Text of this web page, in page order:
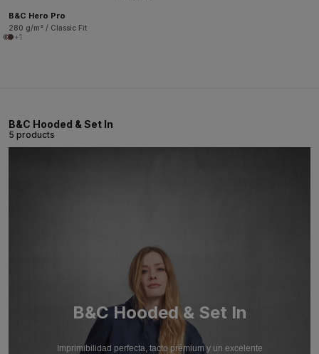
B&C Hero Pro
280 g/m² / Classic Fit
+1
B&C Hooded & Set In
5 products
B&C Hooded & Set In
Imprimibilidad perfecta, tacto prémium y un excelente